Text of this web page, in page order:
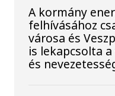
A kormány
felhívásához
városa és
is lekapcsolta
és